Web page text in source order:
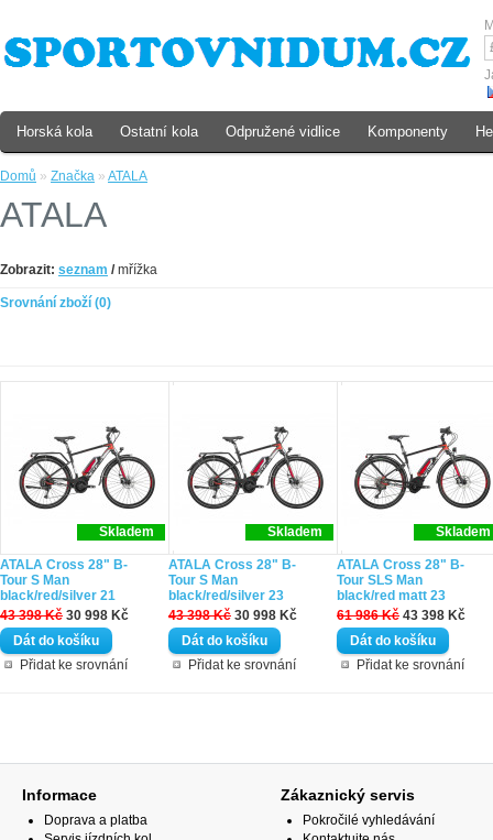
Domů » Značka » ATALA
ATALA
Zobrazit: seznam /mřížka
Srovnání zboží (0)
Skladem
ATALA Cross 28" B-
Tour S Man
black/red/silver 21
43 398 Kč 30 998 Kč
Přidat ke srovnání
Skladem
ATALA Cross 28" B-
Tour S Man
black/red/silver 23
43 398 Kč 30 998 Kč
Přidat ke srovnání
Skladem
ATALA Cross 28" B-
Tour SLS Man
black/red matt 23
61 986 Kč 43 398 Kč
Přidat ke srovnání
Horská kola Ostatní kola Odpružené vidlice Komponenty
Informace
Doprava a platba
Zákaznický servis
Pokročilé vyhledávání